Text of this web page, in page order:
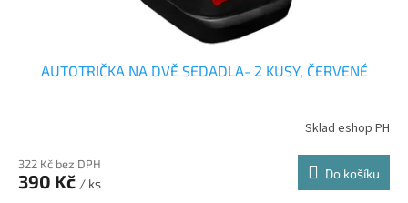
AUTOTRIČKA NA DVĚ SEDADLA- 2 KUSY, ČERVENÉ
Sklad eshop PH
322 Kč bez DPH
390 Kč / ks
Do košíku